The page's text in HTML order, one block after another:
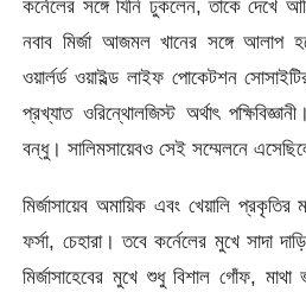
কর্নেলের সঙ্গে যিনি ঢুকলেন, তাকে দেখে
নবাব মির্জা আজমল খানের সঙ্গে আলাপ
ওয়ার্লর্ড ওয়াইল্ড লাইফ পোকেটশন
প্রখ্যাত ওরিন্থােলজিস্ট অর্থাৎ
বন্ধু। সালিমসায়েবও সেই সম্মেলনে
মির্জাসায়েব অমায়িক এবং খেয়ালি
ফর্সা, চেহারা। তবে কর্নেলের মুখে সাদা
মির্জাসাহেবের মুখে শুধু বিশাল গোঁফ,